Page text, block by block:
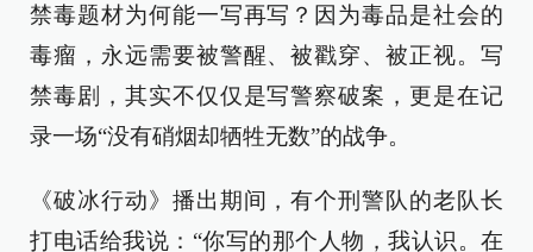
禁毒题材为何能一写再写？因为毒品是社会的
毒瘤，永远需要被警醒、被戳穿、被正视。写
禁毒剧，其实不仅仅是写警察破案，更是在记
录一场“没有硝烟却牺牲无数”的战争。
《破冰行动》播出期间，有个刑警队的老队长
打电话给我说：“你写的那个人物，我认识。在